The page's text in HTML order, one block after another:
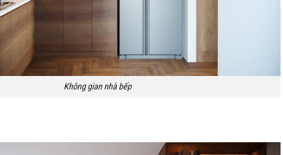
Không gian nhà bếp